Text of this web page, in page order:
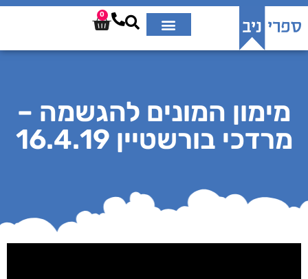
0
מימון המונים להגשמה –
מרדכי בורשטיין 16.4.19